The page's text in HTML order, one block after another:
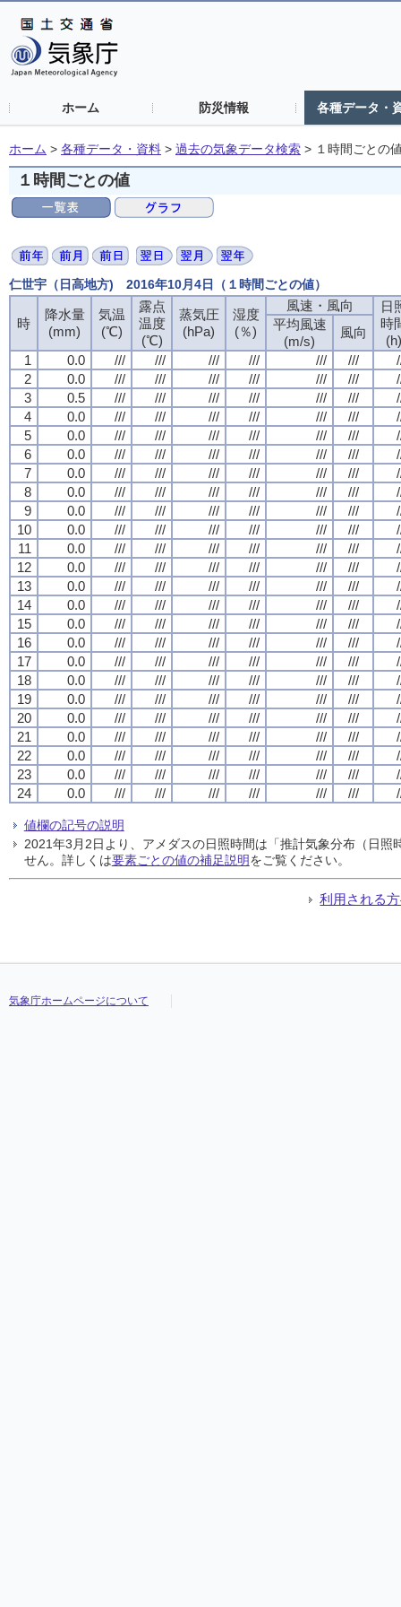
ホーム 防災情報 各種データ・
ホーム > 各種データ・資料 > 過去の気象データ検索 > １時間ごとの
１時間ごとの値
仁世宇（日高地方) 2016年10月4日（１時間ごとの値）
時
降水量
(mm)
気温
(℃)
露点
温度
(℃)
蒸気圧
(hPa)
湿度
(％)
風速・風向
日
時
(h)
平均風速
(m/s)
風向
1
0.0 /// /// /// /// /// ///
2
0.0 /// /// /// /// /// ///
3
0.5 /// /// /// /// /// ///
4
0.0 /// /// /// /// /// ///
5
0.0 /// /// /// /// /// ///
6
0.0 /// /// /// /// /// ///
7
0.0 /// /// /// /// /// ///
8
0.0 /// /// /// /// /// ///
9
0.0 /// /// /// /// /// ///
10
0.0 /// /// /// /// /// ///
11
0.0 /// /// /// /// /// ///
12
0.0 /// /// /// /// /// ///
13
0.0 /// /// /// /// /// ///
14
0.0 /// /// /// /// /// ///
15
0.0 /// /// /// /// /// ///
16
0.0 /// /// /// /// /// ///
17
0.0 /// /// /// /// /// ///
18
0.0 /// /// /// /// /// ///
19
0.0 /// /// /// /// /// ///
20
0.0 /// /// /// /// /// ///
21
0.0 /// /// /// /// /// ///
22
0.0 /// /// /// /// /// ///
23
0.0 /// /// /// /// /// ///
24
0.0 /// /// /// /// /// ///
値欄の記号の説明
2021年3月2日より、アメダスの日照時間は「推計気象分布（日
せん。詳しくは要素ごとの値の補足説明をご覧ください。
利用される
気象庁ホームページについて